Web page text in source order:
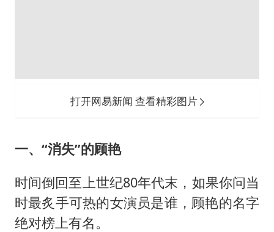
打开网易新闻 查看精彩图片
一、“消失”的顾艳
时间倒回至上世纪80年代末，如果你问当
时最炙手可热的女演员是谁，顾艳的名字
绝对榜上有名。